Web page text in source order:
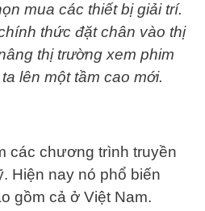
mua các thiết bị giải trí.
thức đặt chân vào thị
thị trường xem phim
lên một tầm cao mới.
các chương trình truyền
Hiện nay nó phổ biến
gồm cả ở Việt Nam.